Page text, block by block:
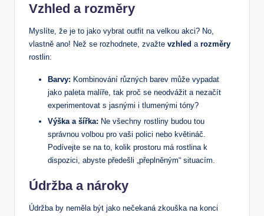
Vzhled a rozměry
Myslíte, že je to jako vybrat outfit na velkou akci? No,
vlastně ano! Než se rozhodnete, zvažte vzhled a rozměry
rostlin:
Barvy: Kombinování různých barev může vypadat
jako paleta malíře, tak proč se neodvážit a nezačít
experimentovat s jasnými i tlumenými tóny?
Výška a šířka: Ne všechny rostliny budou tou
správnou volbou pro vaši polici nebo květináč.
Podívejte se na to, kolik prostoru má rostlina k
dispozici, abyste předešli „přeplněným“ situacím.
Údržba a nároky
Údržba by neměla být jako nečekaná zkouška na konci